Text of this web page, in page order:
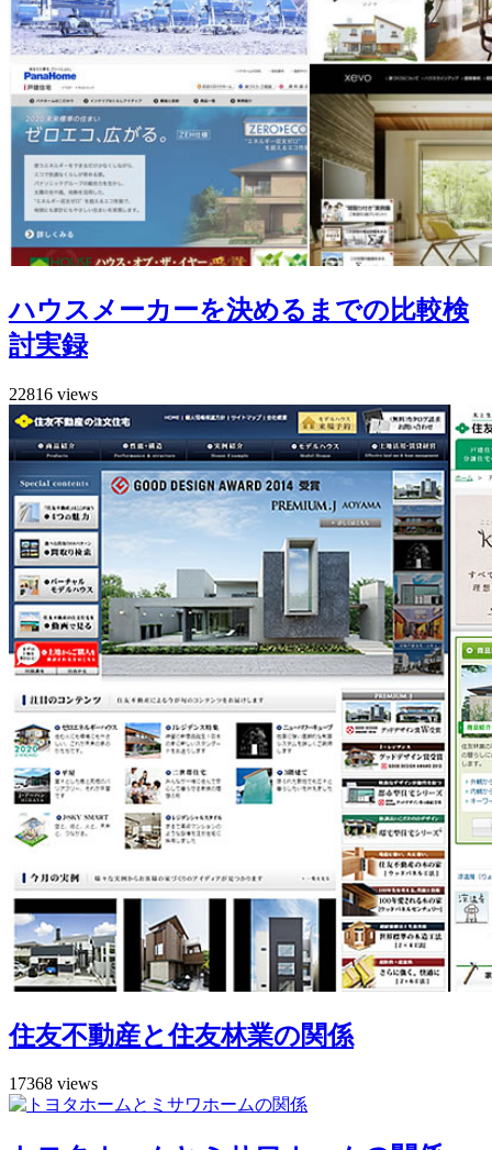
ハウスメーカーを決めるまでの比較検
討実録
22816 views
住友不動産と住友林業の関係
17368 views